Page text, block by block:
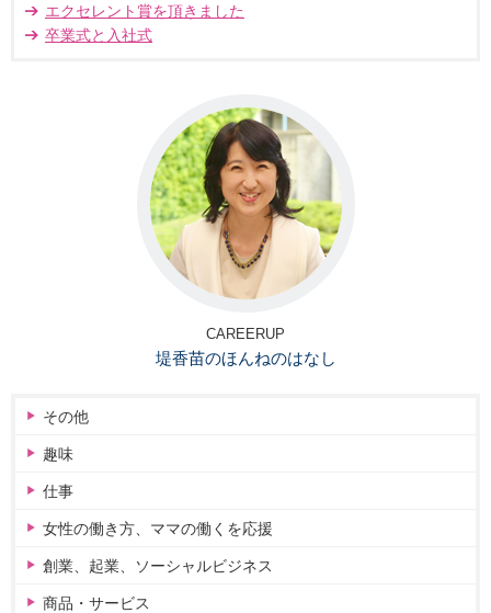
エクセレント賞を頂きました
卒業式と入社式
CAREERUP
堤香苗のほんねのはなし
その他
趣味
仕事
女性の働き方、ママの働くを応援
創業、起業、ソーシャルビジネス
商品・サービス